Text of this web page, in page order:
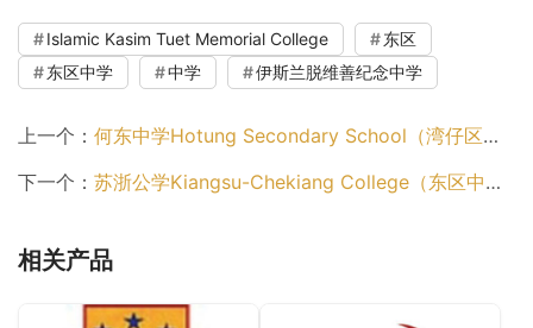
Islamic Kasim Tuet Memorial College
东区
东区中学
中学 伊斯兰脱维善纪念中学
上一个： 何东中学Hotung Secondary School（湾仔区中学）
下一个： 苏浙公学Kiangsu-Chekiang College（东区中学）
相关产品